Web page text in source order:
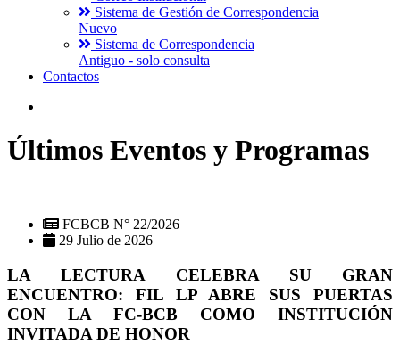
Sistema de Gestión de Correspondencia
Nuevo
Sistema de Correspondencia
Antiguo - solo consulta
Contactos
Últimos Eventos y Programas
FCBCB N° 22/2026
29 Julio de 2026
LA LECTURA CELEBRA SU GRAN
ENCUENTRO: FIL LP ABRE SUS PUERTAS
CON LA FC-BCB COMO INSTITUCIÓN
INVITADA DE HONOR